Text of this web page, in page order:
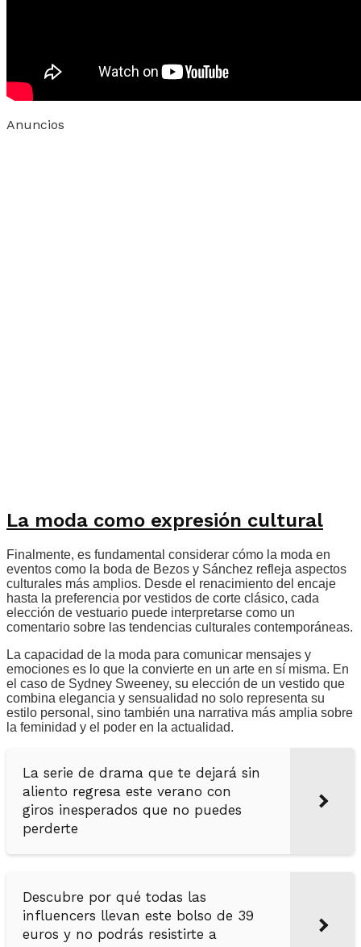
Anuncios
La moda como expresión cultural
Finalmente, es fundamental considerar cómo la moda en
eventos como la boda de Bezos y Sánchez refleja aspectos
culturales más amplios. Desde el renacimiento del encaje
hasta la preferencia por vestidos de corte clásico, cada
elección de vestuario puede interpretarse como un
comentario sobre las tendencias culturales contemporáneas.
La capacidad de la moda para comunicar mensajes y
emociones es lo que la convierte en un arte en sí misma. En
el caso de Sydney Sweeney, su elección de un vestido que
combina elegancia y sensualidad no solo representa su
estilo personal, sino también una narrativa más amplia sobre
la feminidad y el poder en la actualidad.
La serie de drama que te dejará sin
aliento regresa este verano con
giros inesperados que no puedes
perderte
Descubre por qué todas las
influencers llevan este bolso de 39
euros y no podrás resistirte a